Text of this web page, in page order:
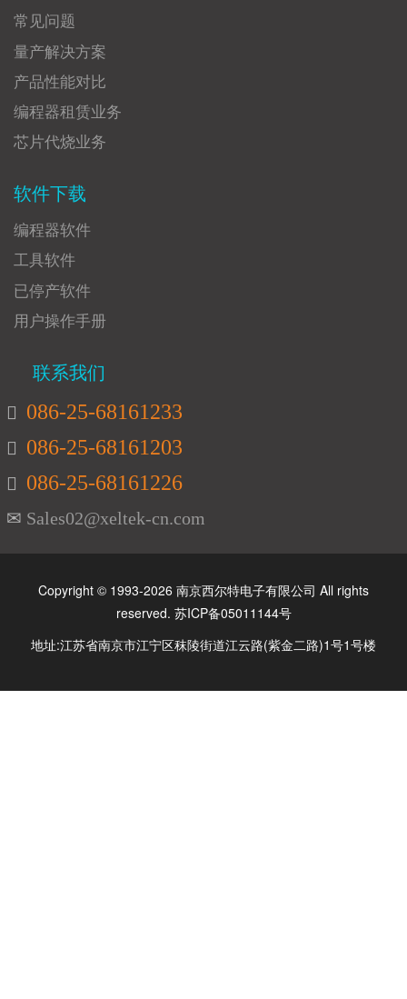
常见问题
量产解决方案
产品性能对比
编程器租赁业务
芯片代烧业务
软件下载
编程器软件
工具软件
已停产软件
用户操作手册
联系我们
086-25-68161233
086-25-68161203
086-25-68161226
Sales02@xeltek-cn.com
Copyright © 1993-2026 南京西尔特电子有限公司 All rights
reserved. 苏ICP备05011144号
地址:江苏省南京市江宁区秣陵街道江云路(紫金二路)1号1号楼